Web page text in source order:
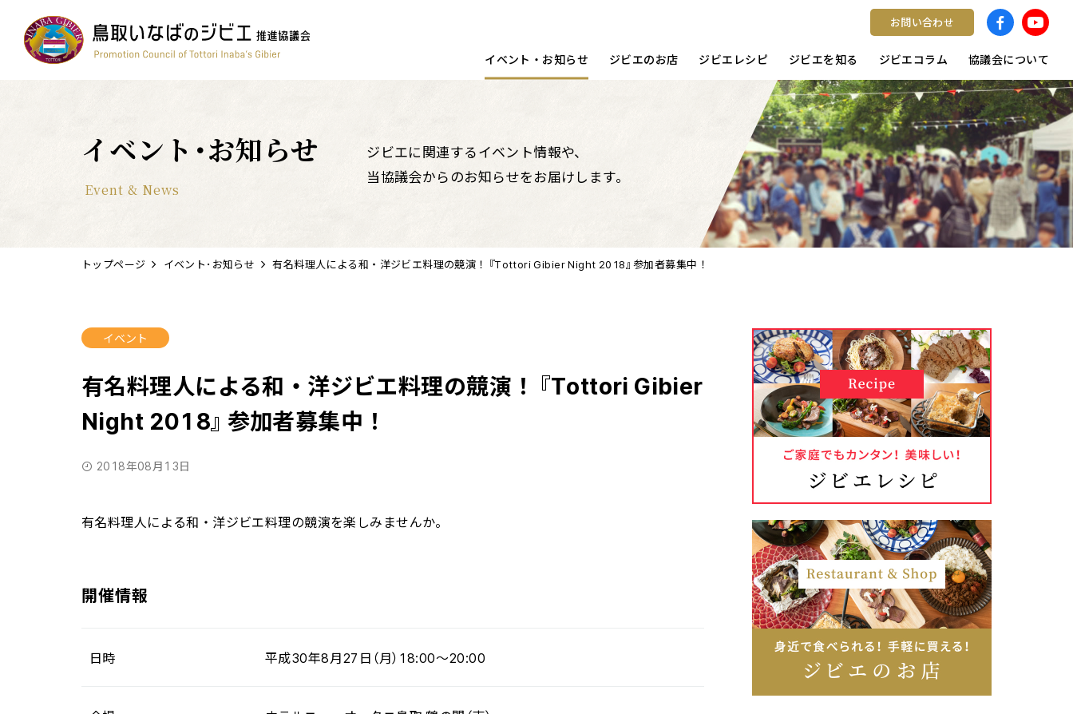
お問い合わせ
イベント・お知らせ
コンテスト
ジビエのお店
ワイン
ジビエレシピ
簡単レシピ
ジビエを知る
鳥獣被害対策
ジビエコラム
すべて
協議会について
イベント･お知らせ
Event & News
ジビエに関連するイベント情報や、
当協議会からのお知らせをお届けします。
トップページ イベント･お知らせ 有名料理人による和・洋ジビエ料理の競演！『Tottori Gibier Night 2018』参加者募集中！
イベント
有名料理人による和・洋ジビエ料理の競演！『Tottori Gibier
Night 2018』参加者募集中！
2018年08月13日
有名料理人による和・洋ジビエ料理の競演を楽しみませんか。
開催情報
日時 平成30年8月27日（月）18:00～20:00